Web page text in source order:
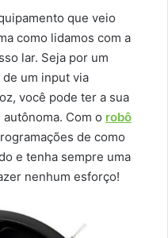
que veio
como lidamos com a
lar. Seja por um
um input via
você pode ter a sua
Com o robô
de como
e tenha sempre uma
nenhum esforço!